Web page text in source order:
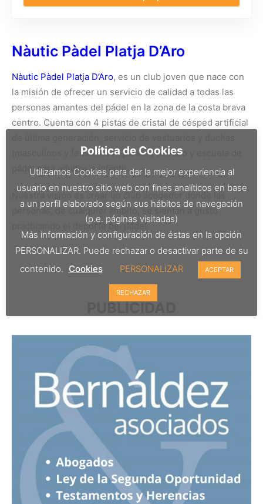
Nàutic Pàdel Platja D’Aro
Nàutic Pàdel Platja D’Aro, es un club joven que nace con
la misión de ofrecer un servicio de calidad a todas las
personas amantes del pádel en la zona de la costa brava
centro. Cuenta con 4 pistas de cristal de césped artificial
(masculinos y femeninos), parking privado y escuela de
pádel para adultos e infantil.
Nuestra visión es crear un club acogedor donde las
personas, de cualquier ámbito, se sientan a gusto
practicando el deporte del pádel.
Política de Cookies
Utilizamos Cookies para dar la mejor experiencia al
usuario en nuestro sitio web con fines analíticos en base
a un perfil elaborado según sus hábitos de navegación
(p.e. páginas visitadas)
Más información y configuración de éstas en la opción
PERSONALIZAR. Puede rechazar o desactivar parte de su
contenido. Cookies PERSONALIZAR ACEPTAR
RECHAZAR